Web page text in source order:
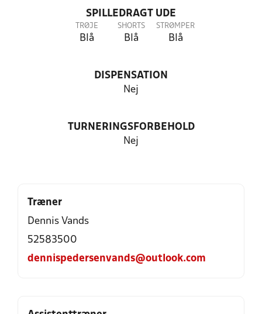
SPILLEDRAGT UDE
TRØJE
Blå
SHORTS
Blå
STRØMPER
Blå
DISPENSATION
Nej
TURNERINGSFORBEHOLD
Nej
Træner
Dennis Vands
52583500
dennispedersenvands@outlook.com